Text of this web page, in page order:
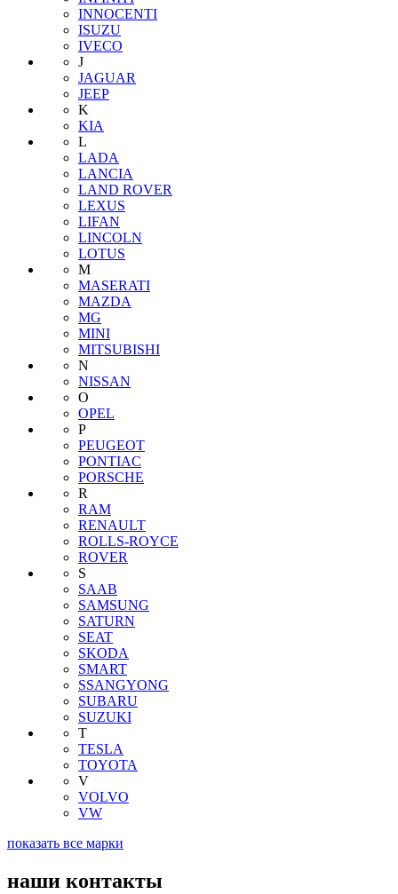
INNOCENTI
ISUZU
IVECO
J
JAGUAR
JEEP
K
KIA
L
LADA
LANCIA
LAND ROVER
LEXUS
LIFAN
LINCOLN
LOTUS
M
MASERATI
MAZDA
MG
MINI
MITSUBISHI
N
NISSAN
O
OPEL
P
PEUGEOT
PONTIAC
PORSCHE
R
RAM
RENAULT
ROLLS-ROYCE
ROVER
S
SAAB
SAMSUNG
SATURN
SEAT
SKODA
SMART
SSANGYONG
SUBARU
SUZUKI
T
TESLA
TOYOTA
V
VOLVO
VW
показать все марки
наши контакты